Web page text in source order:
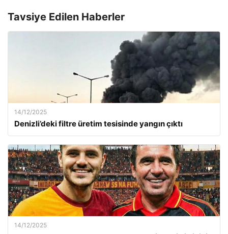
Tavsiye Edilen Haberler
14/12/2025
Denizli’deki filtre üretim tesisinde yangın çıktı
14/12/2025